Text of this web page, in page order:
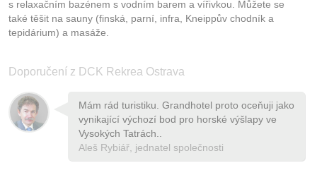
s relaxačním bazénem s vodním barem a vířivkou. Můžete se
také těšit na sauny (finská, parní, infra, Kneippův chodník a
tepidárium) a masáže.
Doporučení z DCK Rekrea Ostrava
Mám rád turistiku. Grandhotel proto oceňuji jako
vynikající výchozí bod pro horské výšlapy ve
Vysokých Tatrách..
Aleš Rybiář, jednatel společnosti